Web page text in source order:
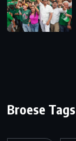
Broese Tags